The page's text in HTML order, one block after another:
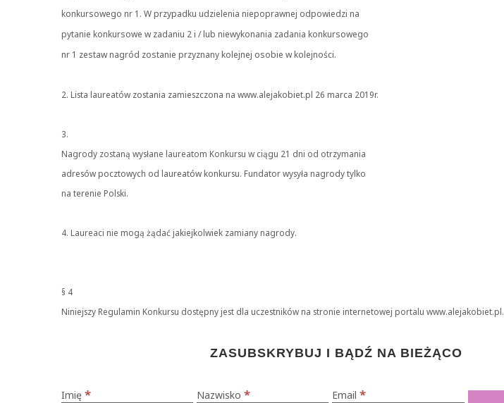
konkursowego nr 1. W przypadku udzielenia niepoprawnej odpowiedzi na
pytanie konkursowe w zadaniu 2 i / lub niewykonania zadania konkursowego
nr 1 zestaw nagród zostanie przyznany kolejnej osobie w kolejności.
2. Lista laureatów zostania zamieszczona na www.alejakobiet.pl 26 marca 2019r.
3.
Nagrody zostaną wysłane laureatom Konkursu w ciągu 21 dni od otrzymania
adresów pocztowych od laureatów konkursu. Fundator wysyła nagrody tylko
na terenie Polski.
4. Laureaci nie mogą żądać jakiejkolwiek zamiany nagrody.
§ 4
Niniejszy Regulamin Konkursu dostępny jest dla uczestników na stronie internetowej portalu www.alejakobiet.pl.
ZASUBSKRYBUJ I BĄDŹ NA BIEŻĄCO
Imię * Nazwisko* Email*